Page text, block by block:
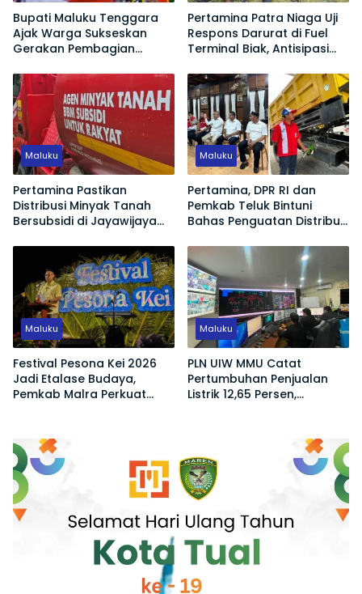
Bupati Maluku Tenggara
Ajak Warga Sukseskan
Gerakan Pembagian
Pertamina Patra Niaga Uji
Respons Darurat di Fuel
Terminal Biak, Antisipasi
Tumpahan BBM
Maluku
Pertamina Pastikan
Distribusi Minyak Tanah
Bersubsidi di Jayawijaya
Maluku
Pertamina, DPR RI dan
Pemkab Teluk Bintuni
Bahas Penguatan Distribusi
Maluku
Festival Pesona Kei 2026
Jadi Etalase Budaya,
Pemkab Malra Perkuat
Maluku
PLN UIW MMU Catat
Pertumbuhan Penjualan
Listrik 12,65 Persen,